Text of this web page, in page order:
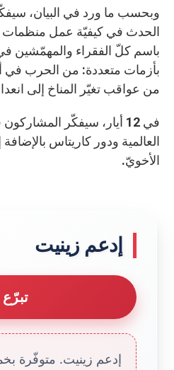
وبحسب ما ورد في البيان،
الحدث في كيفيّة عمل
باسم كلّ الفقراء والمهمّشين
بأزمات متعددة: من الحرب في
من عواقب تغيّر المناخ إلى
في 12 أيار، سيفكّر
العالمية ودور كاريتاس
الأخويّ.
إدعم زينيت
تبرّع
إدعم زينيت. متوفّرة